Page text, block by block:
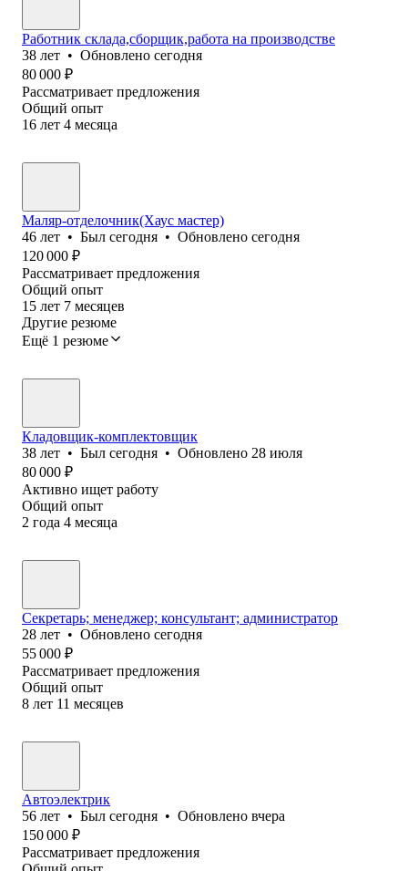
Работник склада,сборщик,работа на производстве
38 лет • Обновлено сегодня
80 000 ₽
Рассматривает предложения
Общий опыт
16 лет 4 месяца
Маляр-отделочник(Хаус мастер)
46 лет • Был сегодня • Обновлено сегодня
120 000 ₽
Рассматривает предложения
Общий опыт
15 лет 7 месяцев
Другие резюме
Ещё 1 резюме
Кладовщик-комплектовщик
38 лет • Был сегодня • Обновлено 28 июля
80 000 ₽
Активно ищет работу
Общий опыт
2 года 4 месяца
Секретарь; менеджер; консультант; администратор
28 лет • Обновлено сегодня
55 000 ₽
Рассматривает предложения
Общий опыт
8 лет 11 месяцев
Автоэлектрик
56 лет • Был сегодня • Обновлено вчера
150 000 ₽
Рассматривает предложения